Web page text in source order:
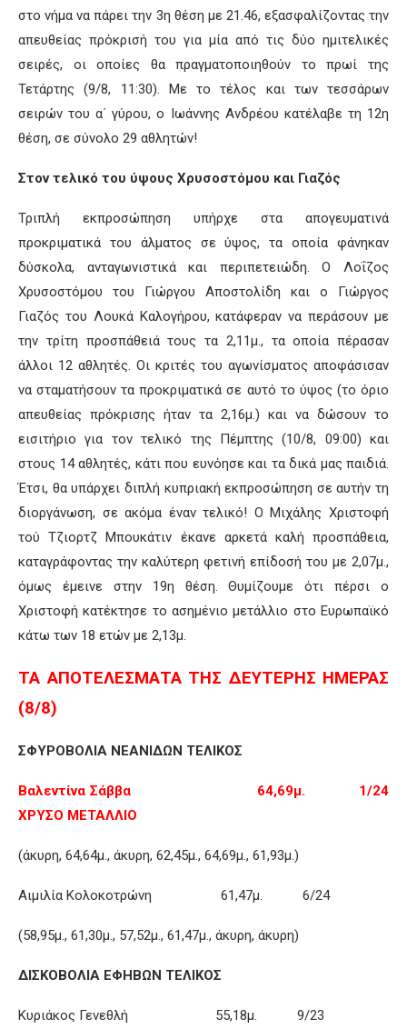
στο νήμα να πάρει την 3η θέση με 21.46, εξασφαλίζοντας την
απευθείας πρόκρισή του για μία από τις δύο ημιτελικές
σειρές, οι οποίες θα πραγματοποιηθούν το πρωί της
Τετάρτης (9/8, 11:30). Με το τέλος και των τεσσάρων
σειρών του α΄ γύρου, ο Ιωάννης Ανδρέου κατέλαβε τη 12η
θέση, σε σύνολο 29 αθλητών!
Στον τελικό του ύψους Χρυσοστόμου και Γιαζός
Τριπλή εκπροσώπηση υπήρχε στα απογευματινά
προκριματικά του άλματος σε ύψος, τα οποία φάνηκαν
δύσκολα, ανταγωνιστικά και περιπετειώδη. Ο Λοΐζος
Χρυσοστόμου του Γιώργου Αποστολίδη και ο Γιώργος
Γιαζός του Λουκά Καλογήρου, κατάφεραν να περάσουν με
την τρίτη προσπάθειά τους τα 2,11μ., τα οποία πέρασαν
άλλοι 12 αθλητές. Οι κριτές του αγωνίσματος αποφάσισαν
να σταματήσουν τα προκριματικά σε αυτό το ύψος (το όριο
απευθείας πρόκρισης ήταν τα 2,16μ.) και να δώσουν το
εισιτήριο για τον τελικό της Πέμπτης (10/8, 09:00) και
στους 14 αθλητές, κάτι που ευνόησε και τα δικά μας παιδιά.
Έτσι, θα υπάρχει διπλή κυπριακή εκπροσώπηση σε αυτήν τη
διοργάνωση, σε ακόμα έναν τελικό! Ο Μιχάλης Χριστοφή
τού Τζιορτζ Μπουκάτιν έκανε αρκετά καλή προσπάθεια,
καταγράφοντας την καλύτερη φετινή επίδοσή του με 2,07μ.,
όμως έμεινε στην 19η θέση. Θυμίζουμε ότι πέρσι ο
Χριστοφή κατέκτησε το ασημένιο μετάλλιο στο Ευρωπαϊκό
κάτω των 18 ετών με 2,13μ.
ΤΑ ΑΠΟΤΕΛΕΣΜΑΤΑ ΤΗΣ ΔΕΥΤΕΡΗΣ ΗΜΕΡΑΣ
(8/8)
ΣΦΥΡΟΒΟΛΙΑ ΝΕΑΝΙΔΩΝ ΤΕΛΙΚΟΣ
Βαλεντίνα Σάββα 64,69μ. 1/24
ΧΡΥΣΟ ΜΕΤΑΛΛΙΟ
(άκυρη, 64,64μ., άκυρη, 62,45μ., 64,69μ., 61,93μ.)
Αιμιλία Κολοκοτρώνη 61,47μ. 6/24
(58,95μ., 61,30μ., 57,52μ., 61,47μ., άκυρη, άκυρη)
ΔΙΣΚΟΒΟΛΙΑ ΕΦΗΒΩΝ ΤΕΛΙΚΟΣ
Κυριάκος Γενεθλή 55,18μ. 9/23